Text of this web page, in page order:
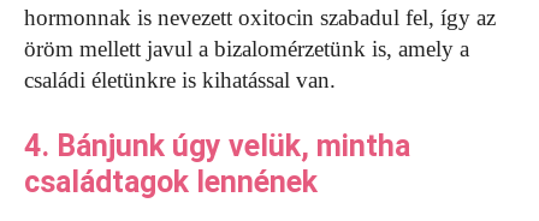
hormonnak is nevezett oxitocin szabadul fel, így az
öröm mellett javul a bizalomérzetünk is, amely a
családi életünkre is kihatással van.
4. Bánjunk úgy velük, mintha
családtagok lennének